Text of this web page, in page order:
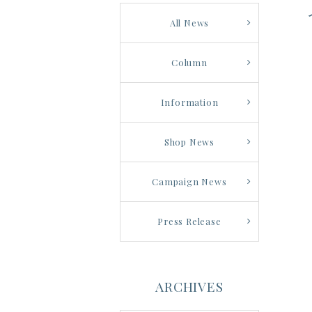
All News
Column
Information
Shop News
Campaign News
Press Release
ARCHIVES